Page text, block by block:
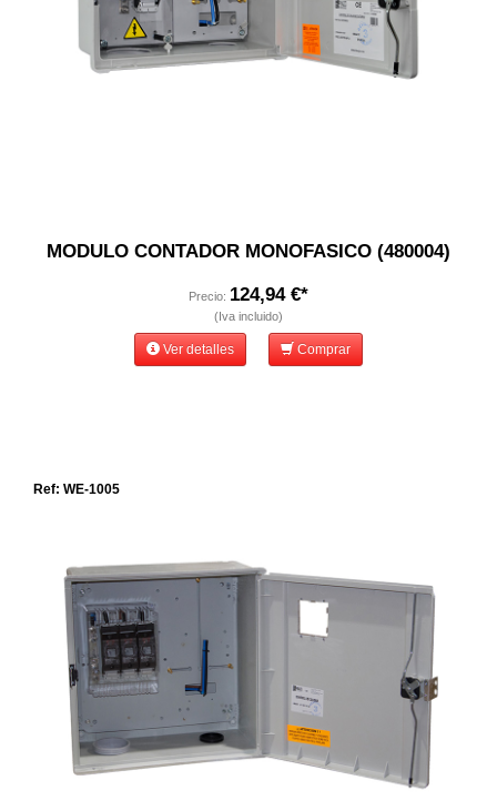
MODULO CONTADOR MONOFASICO (480004)
Precio: 124,94 €*
(Iva incluido)
Ver detalles Comprar
Ref: WE-1005